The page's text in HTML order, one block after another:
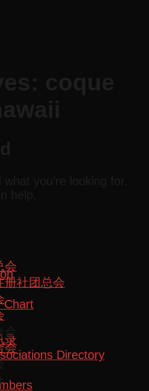
Chart
录
Directory
you’re looking for.
help.
会
册社团总会
会
会